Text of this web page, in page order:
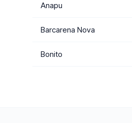
Anapu
Barcarena Nova
Bonito